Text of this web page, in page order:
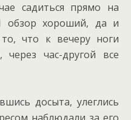
садиться прямо на
обзор хороший, да и
что к вечеру ноги
через час-другой все
досыта, улеглись